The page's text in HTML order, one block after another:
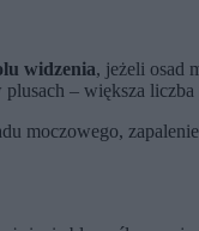
widzenia, jeżeli osad
– większa
moczowego,